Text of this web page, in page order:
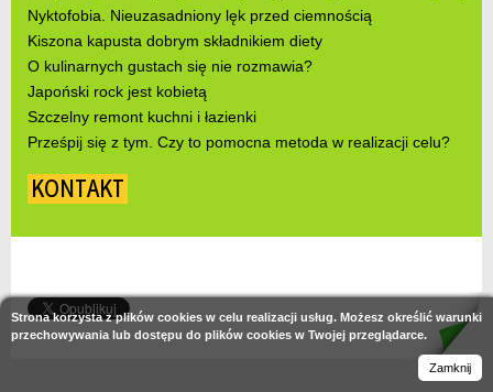
Nyktofobia. Nieuzasadniony lęk przed ciemnością
Kiszona kapusta dobrym składnikiem diety
O kulinarnych gustach się nie rozmawia?
Japoński rock jest kobietą
Szczelny remont kuchni i łazienki
Prześpij się z tym. Czy to pomocna metoda w realizacji celu?
KONTAKT
Strona korzysta z plików cookies w celu realizacji usług. Możesz określić warunki
przechowywania lub dostępu do plików cookies w Twojej przeglądarce.
Zamknij